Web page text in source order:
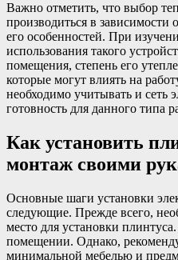
Важно отметить, что выбор
производиться в зависимости
его особенностей. При
использования такого
помещения, степень его
которые могут влиять на
необходимо учитывать и сеть
готовность для данного типа
Как установить
монтаж своими
Основные шаги установки
следующие. Прежде всего,
место для установки
помещении. Однако,
минимальной мебелью и